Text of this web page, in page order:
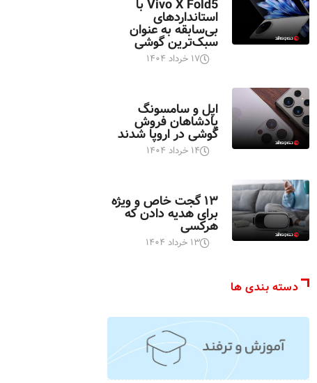
Vivo X Fold5 با
استانداردهای
بی‌سابقه به عنوان
سبک‌ترین گوشی
۱۷ خرداد ۱۴۰۴
اپل و سامسونگ
پادشاهان فروش
گوشی در اروپا شدند
۱۴ خرداد ۱۴۰۴
۱۳ گجت خاص و ویژه
برای هدیه دادن که
هرکسی
۱۳ خرداد ۱۴۰۴
دسته بندی ها